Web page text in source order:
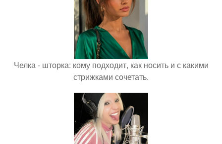
Челка - шторка: кому подходит, как носить и с какими
стрижками сочетать.